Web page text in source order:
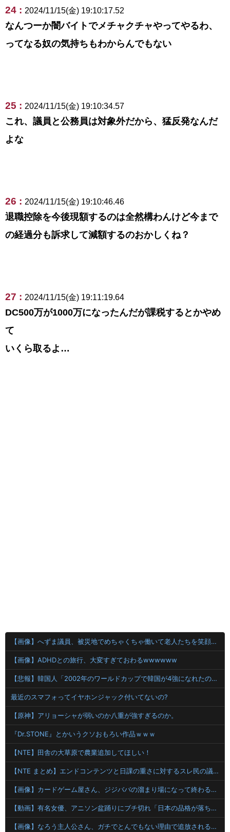
24 : 2024/11/15(金) 19:10:17.52
なんつーか闇バイトでメチャクチャやってやるわ、
ってなる奴の気持ちもわからんでもない
25 : 2024/11/15(金) 19:10:34.57
これ、議員と公務員は対象外だから、猛反発なんだ
よな
26 : 2024/11/15(金) 19:10:46.46
退職控除を今後現額するのは全然構わんけど今まで
の経過分も訴求して減額するのおかしくね？
27 : 2024/11/15(金) 19:11:19.64
DC500万が1000万になったんだが課税するとかやめ
て
いくら取るよ…
【画像】へずま議員、被災地でめちゃくちゃ働いて老人たちを笑顔にしてしまうwwwwwwwwwwwwwwww
【画像】ADHDとの旅行、大変すぎておわるwwwwww
【悲報】韓国人「2002年のワールドカップで韓国が4強になれたのって買収したからじゃないの?」
最近のスマフォってイヤホンジャック付いてないの?
【原神】アリョーシャが弱いのか八重が強すぎるのか。
『Dr.STONE』とかいうクソおもろい作品ｗｗｗ
【NTE】田舎の大草原で農業追加してほしい！
【NTE まとめ】エンドコンテンツと日課の重さに対するスレ民の議論
【画像】カードゲーム屋さん、ジジババの溜まり場になって終わるwwwwwwwwwwww
【動画】有名女優、アニソン盆踊りにブチ切れ「日本の品格が落ちたと思いました」
【画像】なろう主人公さん、ガチでとんでもない理由で追放されるwww